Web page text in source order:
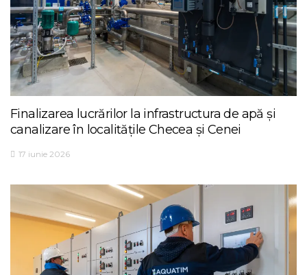
Finalizarea lucrărilor la infrastructura de apă și
canalizare în localitățile Checea și Cenei
17 iunie 2026